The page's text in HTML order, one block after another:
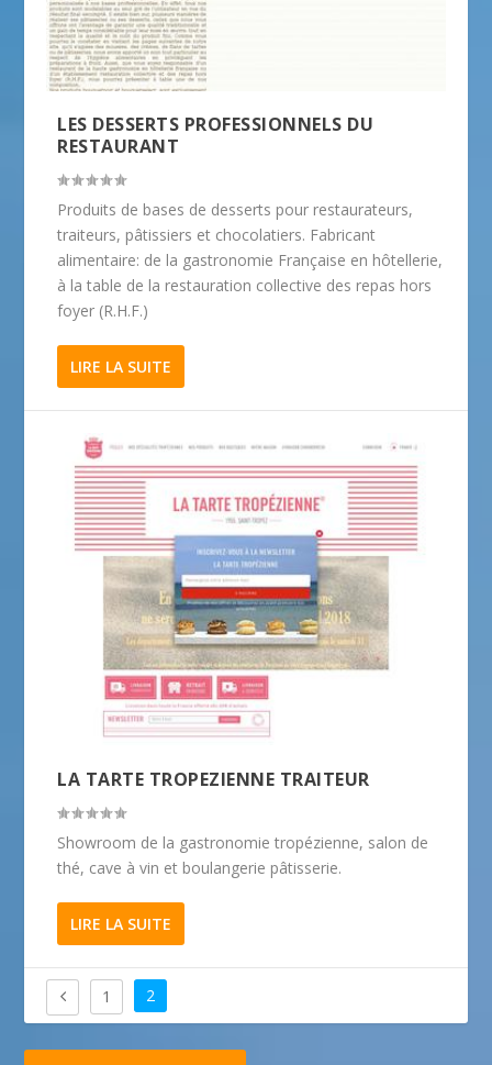
LES DESSERTS PROFESSIONNELS DU
RESTAURANT
Produits de bases de desserts pour restaurateurs,
traiteurs, pâtissiers et chocolatiers. Fabricant
alimentaire: de la gastronomie Française en hôtellerie,
à la table de la restauration collective des repas hors
foyer (R.H.F.)
LIRE LA SUITE
LA TARTE TROPEZIENNE TRAITEUR
Showroom de la gastronomie tropézienne, salon de
thé, cave à vin et boulangerie pâtisserie.
LIRE LA SUITE
1 2